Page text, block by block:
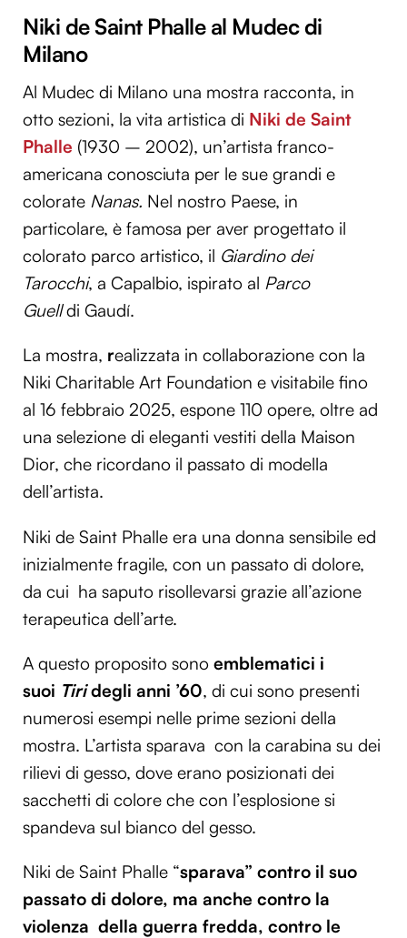
Utilizziamo i cookie per personalizzare contenuti ed
annunci, per fornire funzionalità dei social media e per
analizzare il nostro traffico. Condividiamo inoltre
informazioni sul modo in cui utilizzi il nostro sito con i
nostri partner che si occupano di analisi dei dati web,
pubblicità e social media, i quali potrebbero combinarle
con altre informazioni che hai fornito loro o che hanno
raccolto dal tuo utilizzo dei loro servizi.
Niki de Saint Phalle al Mudec di
Milano
Al Mudec di Milano una mostra racconta, in
otto sezioni, la vita artistica di Niki de Saint
Phalle (1930 – 2002), un’artista franco-
americana conosciuta per le sue grandi e
colorate Nanas. Nel nostro Paese, in
particolare, è famosa per aver progettato il
colorato parco artistico, il Giardino dei
Tarocchi, a Capalbio, ispirato al Parco
Guelldi Gaudí.
La mostra, realizzata in collaborazione con la
Niki Charitable Art Foundation e visitabile fino
al 16 febbraio 2025, espone 110 opere, oltre ad
una selezione di eleganti vestiti della Maison
Dior, che ricordano il passato di modella
dell’artista.
Niki de Saint Phalle era una donna sensibile ed
inizialmente fragile, con un passato di dolore,
da cui ha saputo risollevarsi grazie all’azione
terapeutica dell’arte.
A questo proposito sono emblematici i
suoi Tiridegli anni ’60, di cui sono presenti
numerosi esempi nelle prime sezioni della
mostra. L’artista sparava con la carabina su dei
rilievi di gesso, dove erano posizionati dei
sacchetti di colore che con l’esplosione si
spandeva sul bianco del gesso.
Niki de Saint Phalle “sparava” contro il suo
passato di dolore, ma anche contro la
violenza della guerra fredda, contro le